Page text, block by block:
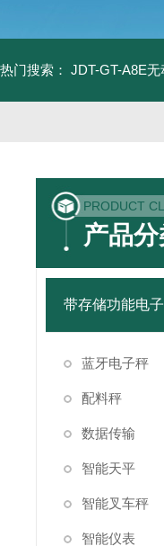
热门搜索： JDT-GT-A8E
PRODUCT
产品
带存储功能电
蓝牙电子秤
配料秤
数据传输
智能天平
智能叉车秤
智能仪表